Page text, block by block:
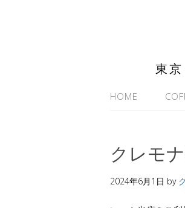
東
HOME
クレモ
2024年6月1日 by